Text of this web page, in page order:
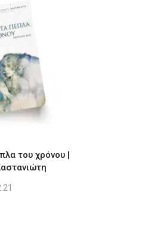
του χρόνου |